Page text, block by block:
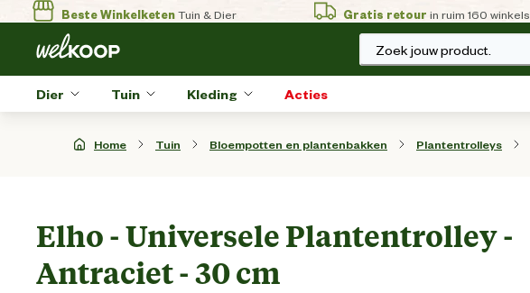
Beste WinkelketenTuin & Dier Gratis retour in ruim 160 winkels
Zoek jouw product.
Dier Tuin Kleding Acties
Home Tuin Bloempotten en plantenbakken Plantentrolleys
Elho - Universele Plantentrolley -
Antraciet - 30 cm